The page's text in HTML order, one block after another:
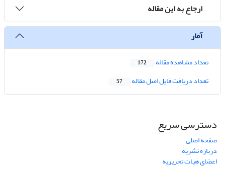
ارجاع به این مقاله
آمار
تعداد مشاهده مقاله 172
تعداد دریافت فایل اصل مقاله 57
دسترسی سریع
صفحه اصلی
درباره نشریه
اعضای هیات تحریریه